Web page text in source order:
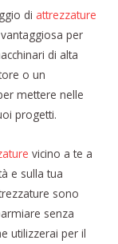
di attrezzature
per
di alta
o un
mettere nelle
progetti.
vicino a te a
e sulla tua
sono
senza
utilizzerai per il